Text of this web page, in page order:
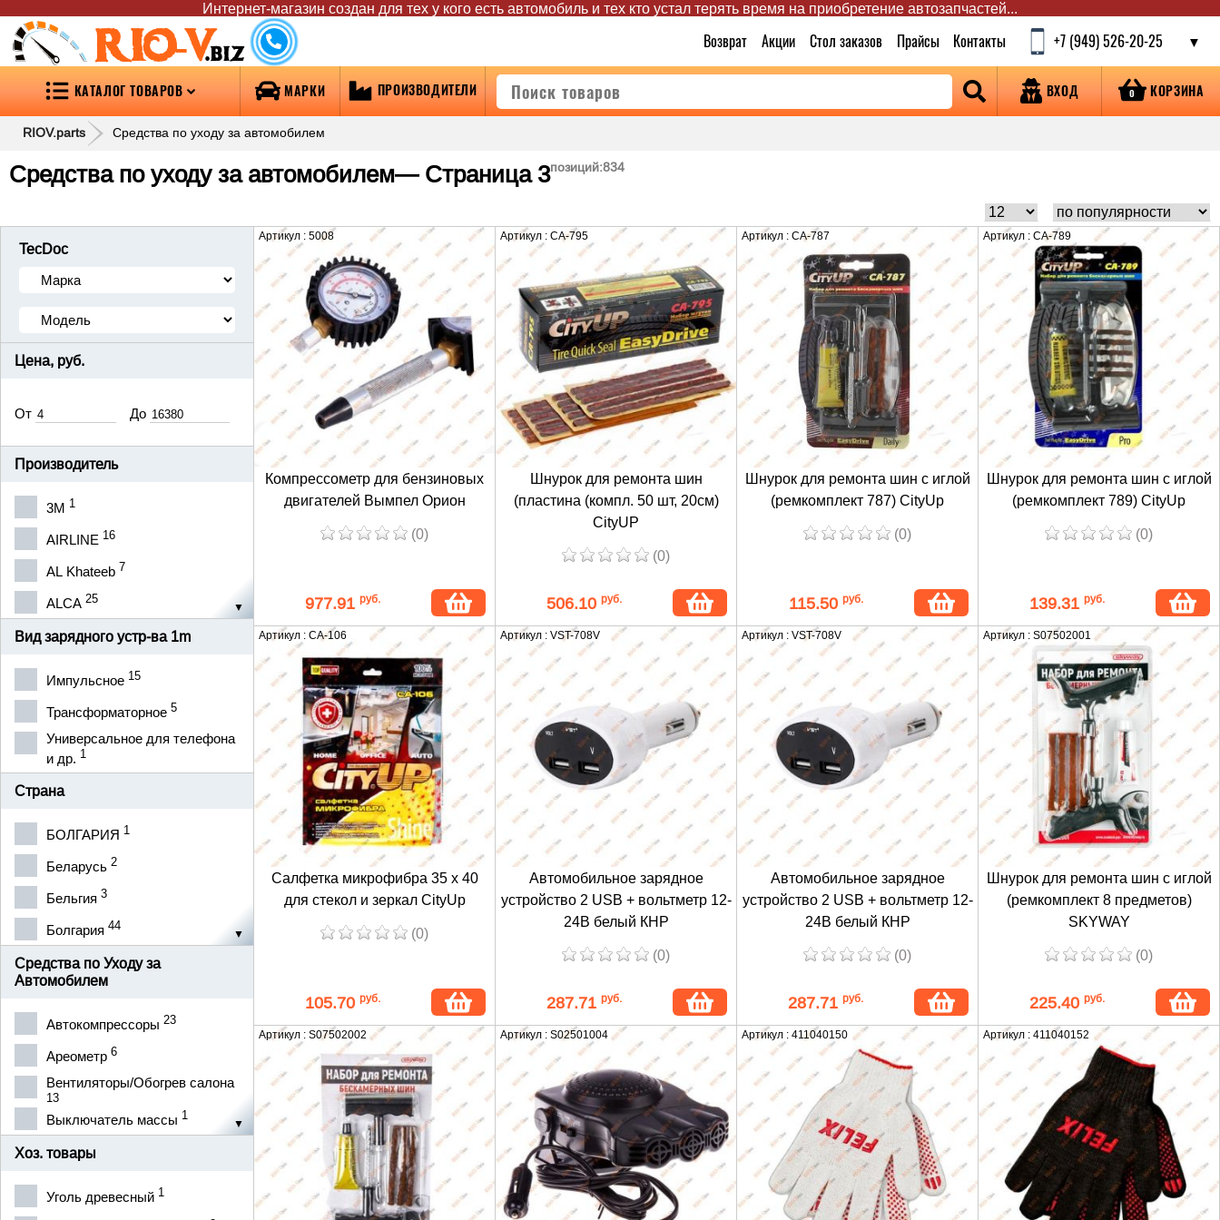
Интернет-магазин создан для тех у кого есть автомобиль и тех кто устал терять время на приобретение автозапчастей...
RIO-V.biz Возврат Акции Стол заказов Прайсы Контакты +7 (949) 526-20-25
КАТАЛОГ ТОВАРОВ МАРКИ ПРОИЗВОДИТЕЛИ ВХОД 0 КОРЗИНА
RIOV.parts Средства по уходу за автомобилем
Средства по уходу за автомобилем— Страница 3позиций:834
TecDoc
Цена, руб.
От До
Производитель
3М 1
AIRLINE 16
AL Khateeb 7
ALCA 25
ALLOID3
ARNEZI
ASZ 2
AUTOBOT
3
CARTOY1
CityUp
CleanUP
DELTA
DOLONI
21
ELEPHANT3
Вид зарядного устр-ва 1m
Импульсное 15
Трансформаторное 5
Универсальное для телефона
и др. 1
Страна
БОЛГАРИЯ 1
Беларусь 2
Бельгия 3
Болгария 44
ВЕНГРИЯ3
10
Германия27
КИТАЙ95
Китай178
Корея1
ПОЛЬША
Средства по Уходу за
Автомобилем
Автокомпрессоры 23
Ареометр 6
Вентиляторы/Обогрев салона
13
Выключатель массы 1
Горелка
Хоз. товары
Уголь древесный 1
Артикул : 5008
Компрессометр для бензиновых
двигателей Вымпел Орион
(0)
977.91 руб.
Артикул : CA-795
Шнурок для ремонта шин
(пластина (компл. 50 шт, 20см)
CityUP
(0)
506.10 руб.
Артикул : CA-787
Шнурок для ремонта шин с иглой
(ремкомплект 787) CityUp
(0)
115.50 руб.
Артикул : CA-789
Шнурок для ремонта шин с иглой
(ремкомплект 789) CityUp
(0)
139.31 руб.
Артикул : CA-106
Салфетка микрофибра 35 х 40
для стекол и зеркал CityUp
(0)
105.70 руб.
Артикул : VST-708V
Автомобильное зарядное
устройство 2 USB + вольтметр 12-
24В белый КНР
(0)
287.71 руб.
Артикул : VST-708V
Автомобильное зарядное
устройство 2 USB + вольтметр 12-
24В белый КНР
(0)
287.71 руб.
Артикул : S07502001
Шнурок для ремонта шин с иглой
(ремкомплект 8 предметов)
SKYWAY
(0)
225.40 руб.
Артикул : S07502002 Артикул : S02501004 Артикул : 411040150 Артикул : 411040152